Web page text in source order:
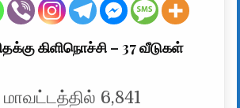
கிளிநொச்சி – 37 வீடுகள்
6,841